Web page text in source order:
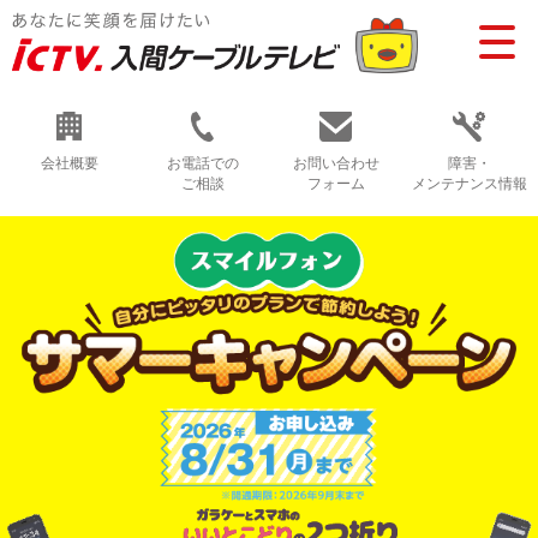
会社概要
お電話での
ご相談
お問い合わせ
フォーム
障害・
メンテナンス情報